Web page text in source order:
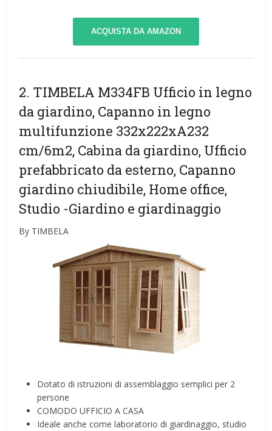
ACQUISTA DA AMAZON
2. TIMBELA M334FB Ufficio in legno
da giardino, Capanno in legno
multifunzione 332x222xA232
cm/6m2, Cabina da giardino, Ufficio
prefabbricato da esterno, Capanno
giardino chiudibile, Home office,
Studio -Giardino e giardinaggio
By TIMBELA
Dotato di istruzioni di assemblaggio semplici per 2
persone
COMODO UFFICIO A CASA
Ideale anche come laboratorio di giardinaggio, studio